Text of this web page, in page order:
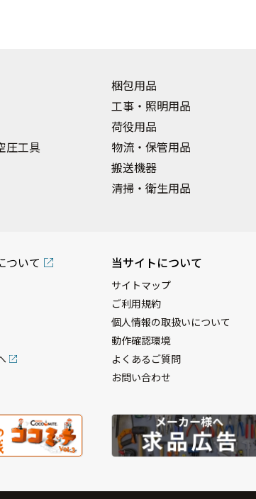
圧工具
梱包用品
工事・照明用品
荷役用品
物流・保管用品
搬送機器
清掃・衛生用品
ついて 当サイトについて
サイトマップ
ご利用規約
個人情報の取扱いについて
動作確認環境
よくあるご質問
お問い合わせ